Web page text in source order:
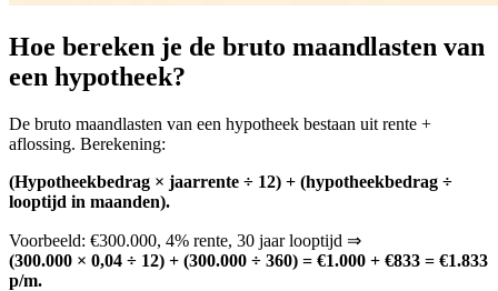
Hoe bereken je de bruto maandlasten van
een hypotheek?
De bruto maandlasten van een hypotheek bestaan uit rente +
aflossing. Berekening:
(Hypotheekbedrag × jaar­rente ÷ 12) + (hypotheekbedrag ÷
looptijd in maanden).
Voorbeeld: €300.000, 4% rente, 30 jaar looptijd ⇒
(300.000 × 0,04 ÷ 12) + (300.000 ÷ 360) = €1.000 + €833 = €1.833
p/m.